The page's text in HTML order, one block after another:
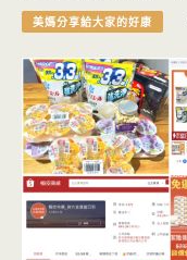
美媽分享給大家的好康